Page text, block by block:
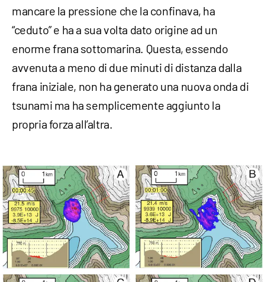
mancare la pressione che la confinava, ha
“ceduto” e ha a sua volta dato origine ad un
enorme frana sottomarina. Questa, essendo
avvenuta a meno di due minuti di distanza dalla
frana iniziale, non ha generato una nuova onda di
tsunami ma ha semplicemente aggiunto la
propria forza all’altra.